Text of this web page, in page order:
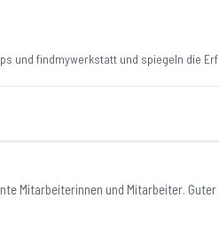
und findmywerkstatt und spiegeln die
Mitarbeiterinnen und Mitarbeiter.